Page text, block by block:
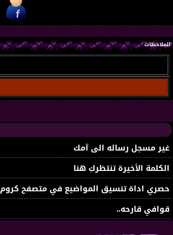
الملاحظات
غير مسجل رساله الى آمك
الكلمة الأخيرة تنتظركِ هنا
حصري اداة تنسيق المواضيع في متصفح كروم
قوافي قارحه..